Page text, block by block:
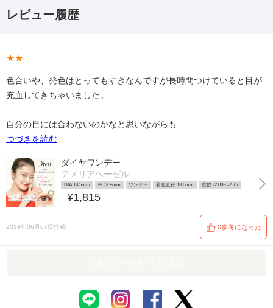
レビュー履歴
★★
色合いや、発色はとってもすきなんですが長時間つけていると目が
充血してきちゃいました。
自分の目には合わないのかなと思いながらも
つづきを読む
ダイヤワンデー
アメリアヘーゼル
DIA 14.5mm BC 8.8mm ワンデー 着色直径 13.6mm 度数 -2.00~ -2.75
¥1,815
2019年06月07日投稿 0参考になった